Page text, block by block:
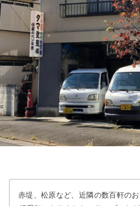
赤堤、松原など、近隣の数百軒のお